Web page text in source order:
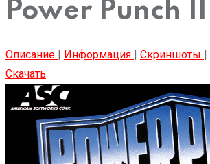
Power Punch II
Описание | Информация | Скриншоты |
Скачать